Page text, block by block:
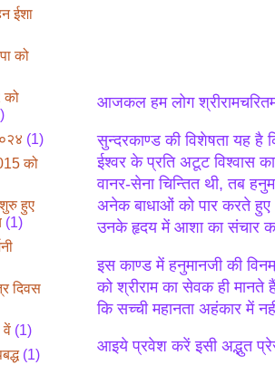
आजकल हम लोग
सुन्दरकाण्ड की विशेषता यह है
ईश्वर के प्रति अटूट विश्वास
वानर-सेना चिन्तित थी, तब
अनेक बाधाओं को पार करते हुए
उनके हृदय में आशा का संचार
इस काण्ड में हनुमानजी की
को श्रीराम का सेवक ही
कि सच्ची महानता अहंकार में
आइये प्रवेश करें इसी अद्भुत
ईशा
को
को
(1)
को
हुए
(1)
दिवस
वें (1)
(1)